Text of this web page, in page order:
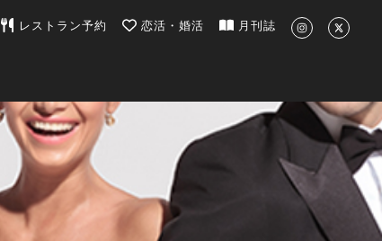
東京カレンダー | 最新のグルメ、洗練されたライフスタイル情報
レストラン予約 恋活・婚活 月刊誌